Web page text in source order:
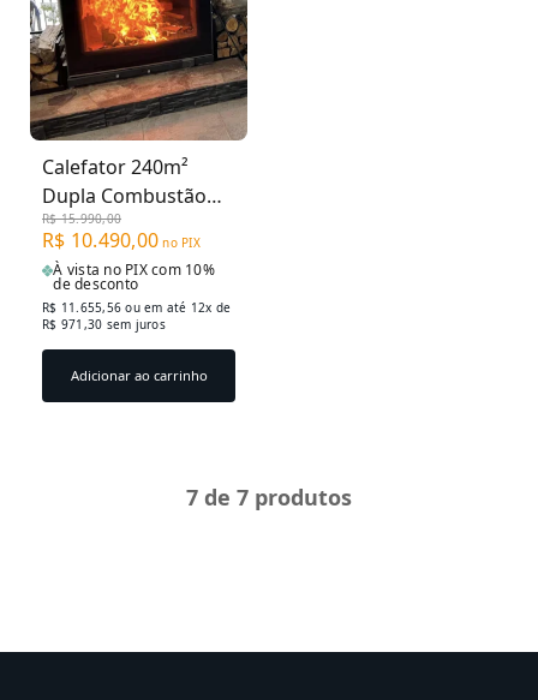
Calefator 240m²
Dupla Combustão
Paris - Tromen
R$ 15.990,00
R$ 10.490,00 no PIX
À vista no PIX com 10%
de desconto
R$ 11.655,56ou em até 12x de
R$ 971,30 sem juros
Adicionar ao carrinho
7 de 7 produtos